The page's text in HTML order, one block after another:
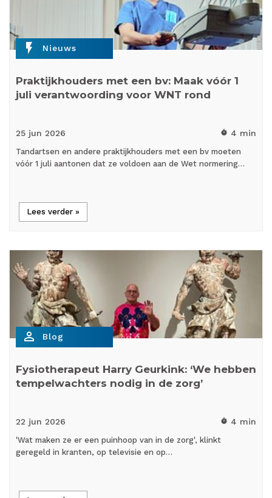
flash_on Nieuws
Praktijkhouders met een bv: Maak vóór 1
juli verantwoording voor WNT rond
25 jun 2026 timer 4 min
Tandartsen en andere praktijkhouders met een bv moeten
vóór 1 juli aantonen dat ze voldoen aan de Wet normering…
Lees verder »
person_outline Blog
Fysiotherapeut Harry Geurkink: ‘We hebben
tempelwachters nodig in de zorg’
22 jun 2026 timer 4 min
'Wat maken ze er een puinhoop van in de zorg', klinkt
geregeld in kranten, op televisie en op…